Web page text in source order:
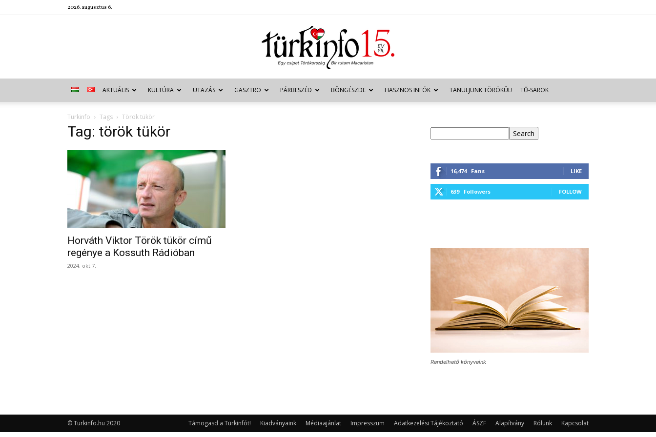
2026. augusztus 6.
Türkinfo
AKTUÁLIS KULTÚRA UTAZÁS GASZTRO PÁRBESZÉD BÖNGÉSZDE HASZNOS INFÓK TANULJUNK TÖRÖKÜL! TŰ-SAROK
Türkinfo Tags Török tükör
Tag: török tükör
Horváth Viktor Török tükör című
regénye a Kossuth Rádióban
2024. okt 7.
Search
16,474 Fans LIKE
639 Followers FOLLOW
Rendelhető könyveink
Támogasd a Türkinfót! Kiadványaink Médiaajánlat Impresszum Adatkezelési Tájékoztató ÁSZF Alapítvány Rólunk Kapcsolat
© Turkinfo.hu 2020